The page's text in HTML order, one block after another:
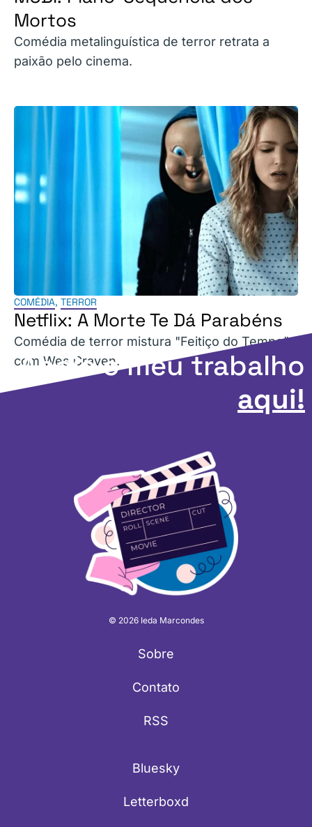
Mortos
Comédia metalinguística de terror retrata a
paixão pelo cinema.
COMÉDIA, TERROR
Netflix: A Morte Te Dá Parabéns
Comédia de terror mistura "Feitiço do Tempo"
com Wes Craven.
Apoie o meu trabalho
aqui!
© 2026 Ieda Marcondes
Sobre
Contato
RSS
Bluesky
Letterboxd